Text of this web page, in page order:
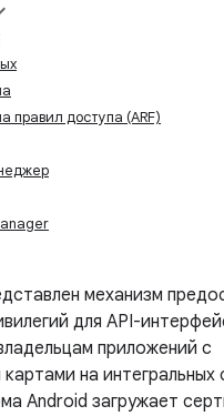
правил доступа (ARF)
механизм
для API-
приложений с
на интегральных
Android загружает